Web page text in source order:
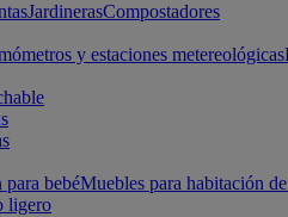
JardinerasCompostadores
y estaciones metereológicas
bebéMuebles para habitación
ligero